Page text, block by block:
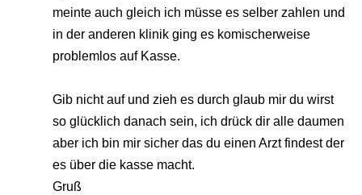
meinte auch gleich ich müsse es selber zahlen und
in der anderen klinik ging es komischerweise
problemlos auf Kasse.
Gib nicht auf und zieh es durch glaub mir du wirst
so glücklich danach sein, ich drück dir alle daumen
aber ich bin mir sicher das du einen Arzt findest der
es über die kasse macht.
Gruß